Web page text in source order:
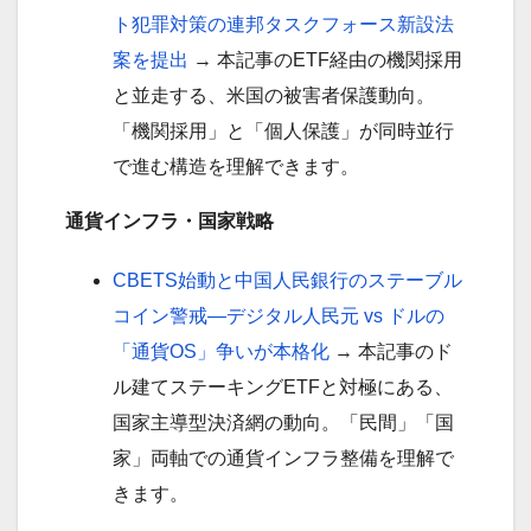
ト犯罪対策の連邦タスクフォース新設法
案を提出 → 本記事のETF経由の機関採用
と並走する、米国の被害者保護動向。
「機関採用」と「個人保護」が同時並行
で進む構造を理解できます。
通貨インフラ・国家戦略
CBETS始動と中国人民銀行のステーブル
コイン警戒—デジタル人民元 vs ドルの
「通貨OS」争いが本格化 → 本記事のド
ル建てステーキングETFと対極にある、
国家主導型決済網の動向。「民間」「国
家」両軸での通貨インフラ整備を理解で
きます。